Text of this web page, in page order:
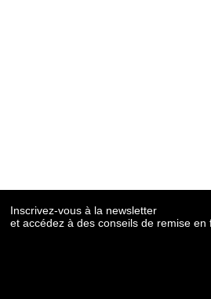
Inscrivez-vous à la newsletter
et accédez à des conseils de remise en